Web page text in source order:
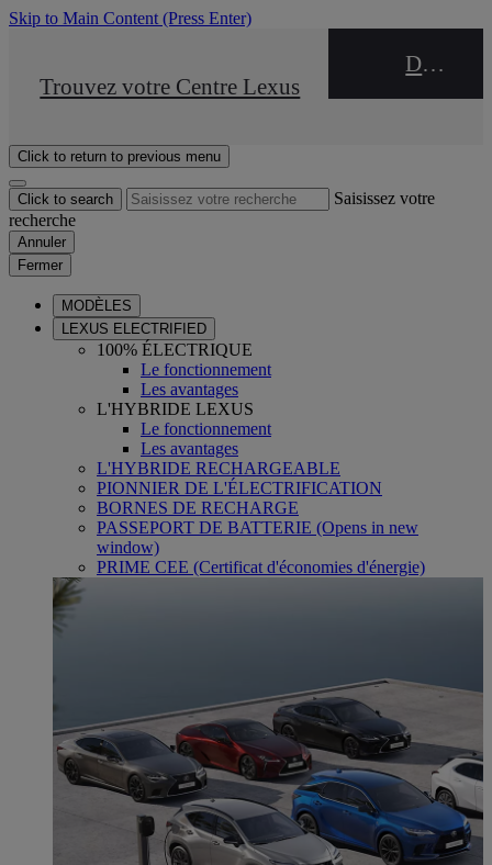
Skip to Main Content (Press Enter)
STOP DRIVE Takata
Trouvez votre Centre Lexus
DEALER NAME
Click to return to previous menu
Click to search
Saisissez votre
recherche
Annuler
Fermer
MODÈLES
LEXUS ELECTRIFIED
100% ÉLECTRIQUE
Le fonctionnement
Les avantages
L'HYBRIDE LEXUS
Le fonctionnement
Les avantages
L'HYBRIDE RECHARGEABLE
PIONNIER DE L'ÉLECTRIFICATION
BORNES DE RECHARGE
PASSEPORT DE BATTERIE (Opens in new
window)
PRIME CEE (Certificat d'économies d'énergie)